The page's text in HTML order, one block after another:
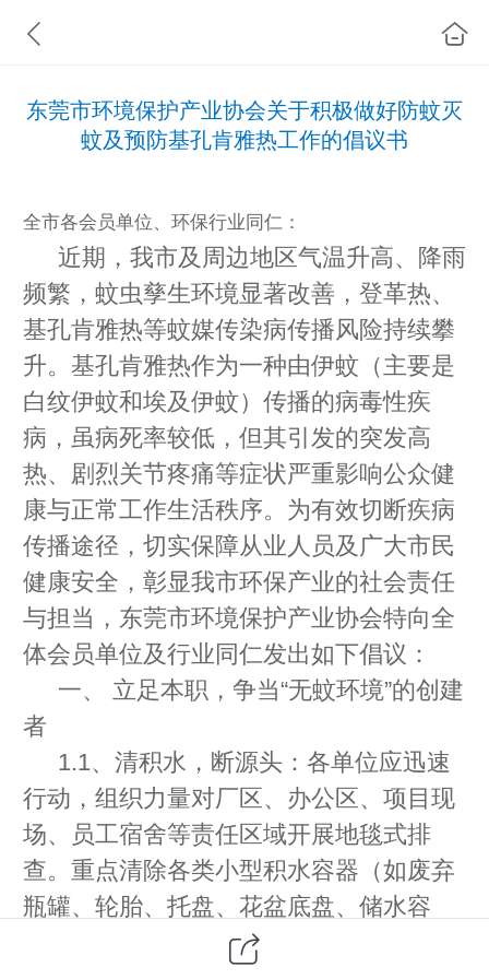
东莞市环境保护产业协会关于积极做好防蚊灭
蚊及预防基孔肯雅热工作的倡议书
全市各会员单位、环保行业同仁：
近期，我市及周边地区气温升高、降雨
频繁，蚊虫孳生环境显著改善，登革热、
基孔肯雅热等蚊媒传染病传播风险持续攀
升。基孔肯雅热作为一种由伊蚊（主要是
白纹伊蚊和埃及伊蚊）传播的病毒性疾
病，虽病死率较低，但其引发的突发高
热、剧烈关节疼痛等症状严重影响公众健
康与正常工作生活秩序。为有效切断疾病
传播途径，切实保障从业人员及广大市民
健康安全，彰显我市环保产业的社会责任
与担当，东莞市环境保护产业协会特向全
体会员单位及行业同仁发出如下倡议：
一、 立足本职，争当“无蚊环境”的创建
者
1.1、清积水，断源头：各单位应迅速
行动，组织力量对厂区、办公区、项目现
场、员工宿舍等责任区域开展地毯式排
查。重点清除各类小型积水容器（如废弃
瓶罐、轮胎、托盘、花盆底盘、储水容
器、闲置水桶、排水沟槽、建筑凹陷